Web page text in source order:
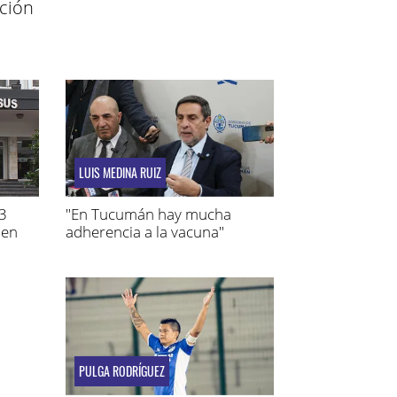
LUIS MEDINA RUIZ
"En Tucumán hay mucha
adherencia a la vacuna"
PULGA RODRÍGUEZ